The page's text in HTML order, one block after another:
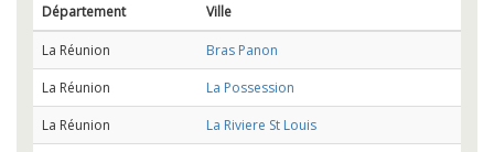
Département Ville
La Réunion
Bras Panon
La Réunion
La Possession
La Réunion
La Riviere St Louis